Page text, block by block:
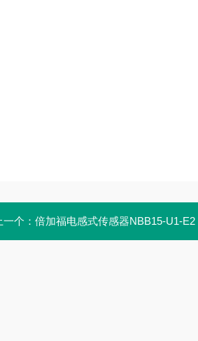
一个： 倍加福电感式传感器NBB15-U1-E2